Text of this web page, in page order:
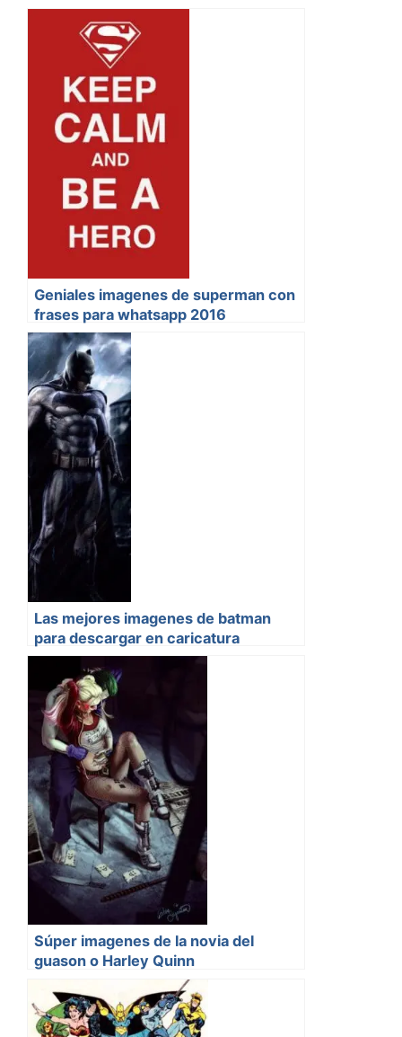
Geniales imagenes de superman con
frases para whatsapp 2016
Las mejores imagenes de batman
para descargar en caricatura
Súper imagenes de la novia del
guason o Harley Quinn